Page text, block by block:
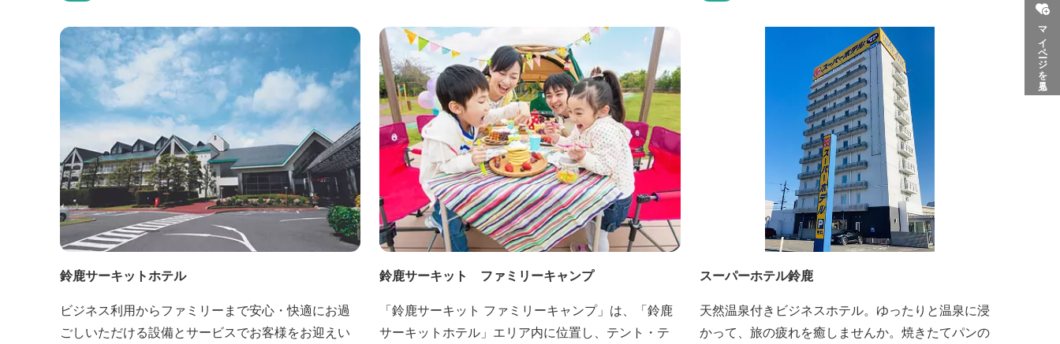
マイページを見る
す。
鈴鹿サーキットホテル
ビジネス利用からファミリーまで安心・快適にお過
ごしいただける設備とサービスでお客様をお迎えい
鈴鹿サーキット ファミリーキャンプ
「鈴鹿サーキット ファミリーキャンプ」は、「鈴鹿
サーキットホテル」エリア内に位置し、テント・テ
スーパーホテル鈴鹿
天然温泉付きビジネスホテル。ゆったりと温泉に浸
かって、旅の疲れを癒しませんか。焼きたてパンの